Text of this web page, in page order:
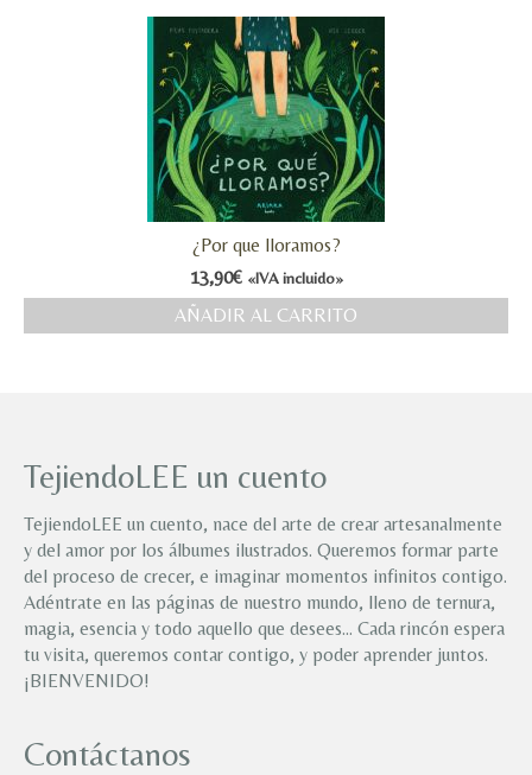
¿Por que lloramos?
13,90€ «IVA incluido»
AÑADIR AL CARRITO
TejiendoLEE un cuento
TejiendoLEE un cuento, nace del arte de crear artesanalmente
y del amor por los álbumes ilustrados. Queremos formar parte
del proceso de crecer, e imaginar momentos infinitos contigo.
Adéntrate en las páginas de nuestro mundo, lleno de ternura,
magia, esencia y todo aquello que desees… Cada rincón espera
tu visita, queremos contar contigo, y poder aprender juntos.
¡BIENVENIDO!
Contáctanos